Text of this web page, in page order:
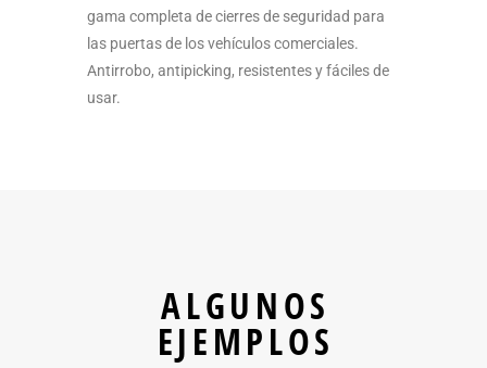
gama completa de cierres de seguridad para
las puertas de los vehículos comerciales.
Antirrobo, antipicking, resistentes y fáciles de
usar.
ALGUNOS
EJEMPLOS